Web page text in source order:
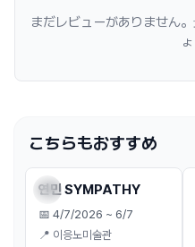
まだレビューがありません
こちらもおすすめ
전시
연민 SYMPATHY
📅 4/7/2026 ~ 6/7
📍 이응노미술관